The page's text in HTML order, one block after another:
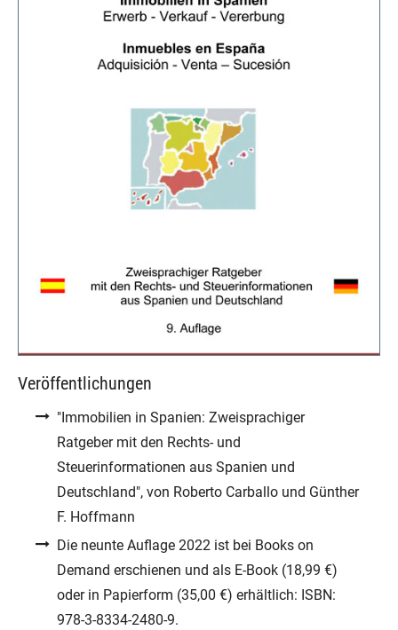
Veröffentlichungen
"Immobilien in Spanien: Zweisprachiger
Ratgeber mit den Rechts- und
Steuerinformationen aus Spanien und
Deutschland", von Roberto Carballo und Günther
F. Hoffmann
Die neunte Auflage 2022 ist bei Books on
Demand erschienen und als E-Book (18,99 €)
oder in Papierform (35,00 €) erhältlich: ISBN:
978-3-8334-2480-9.